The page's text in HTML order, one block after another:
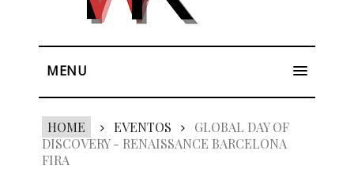
MENU
HOME EVENTOS
GLOBAL DAY OF
DISCOVERY - RENAISSANCE BARCELONA
FIRA